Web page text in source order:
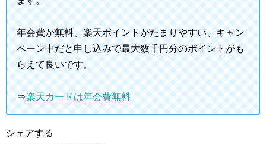
年会費が無料、楽天ポイントがたまりやすい、キャン
ペーン中だと申し込みで最大数千円分のポイントがも
らえて良いです。
⇒楽天カードは年会費無料
シェアする